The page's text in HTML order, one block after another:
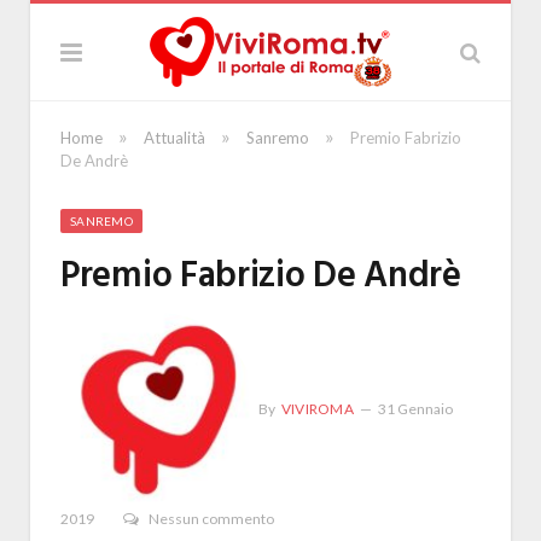
Home » Attualità » Sanremo »
Premio Fabrizio
De Andrè
SANREMO
Premio Fabrizio De Andrè
By VIVIROMA 31 Gennaio
2019 Nessun commento